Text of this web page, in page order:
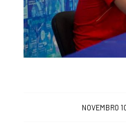
NOVEMBRO
/